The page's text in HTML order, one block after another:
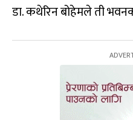
डा. कथेरिन बोहेमले ती